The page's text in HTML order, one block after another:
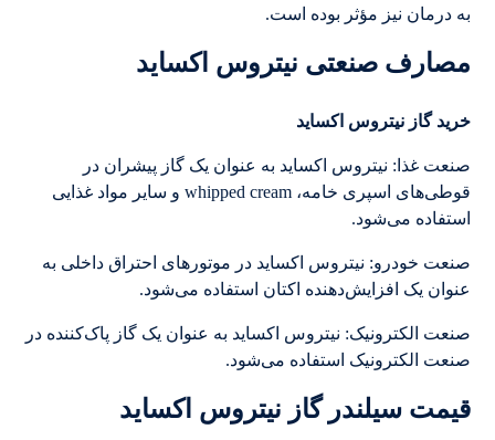
به درمان نیز مؤثر بوده است.
مصارف صنعتی نیتروس اکساید
خرید گاز نیتروس اکساید
صنعت غذا: نیتروس اکساید به عنوان یک گاز پیشران در
قوطی‌های اسپری خامه، whipped cream و سایر مواد غذایی
استفاده می‌شود.
صنعت خودرو: نیتروس اکساید در موتورهای احتراق داخلی به
عنوان یک افزایش‌دهنده اکتان استفاده می‌شود.
صنعت الکترونیک: نیتروس اکساید به عنوان یک گاز پاک‌کننده در
صنعت الکترونیک استفاده می‌شود.
قیمت سیلندر گاز نیتروس اکساید